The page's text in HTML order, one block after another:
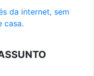
da internet, sem
casa.